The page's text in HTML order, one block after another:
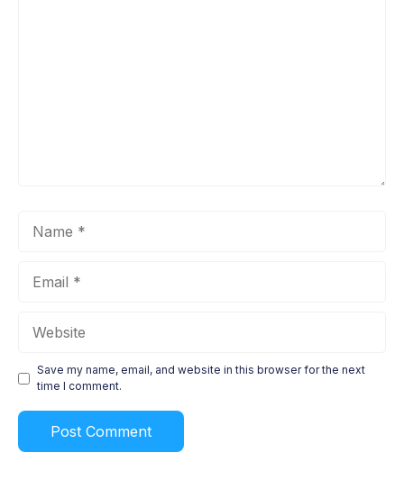
Save my name, email, and website in this browser for the next
time I comment.